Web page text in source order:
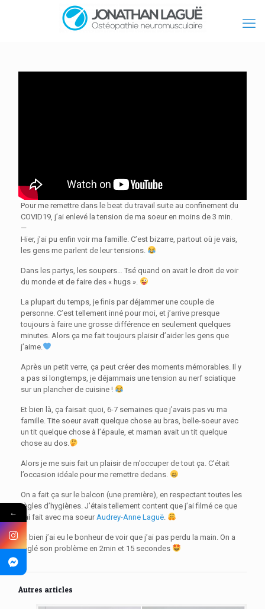
Pour me remettre dans le beat du travail suite au confinement du
COVID19, j’ai enlevé la tension de ma soeur en moins de 3 min.
—
Hier, j’ai pu enfin voir ma famille. C’est bizarre, partout où je vais,
les gens me parlent de leur tensions.
Dans les partys, les soupers… Tsé quand on avait le droit de voir
du monde et de faire des « hugs ».
La plupart du temps, je finis par déjammer une couple de
personne. C’est tellement inné pour moi, et j’arrive presque
toujours à faire une grosse différence en seulement quelques
minutes. Alors ça me fait toujours plaisir d’aider les gens que
j’aime.
Après un petit verre, ça peut créer des moments mémorables. Il y
a pas si longtemps, je déjammais une tension au nerf sciatique
sur un plancher de cuisine !
Et bien là, ça faisait quoi, 6-7 semaines que j’avais pas vu ma
famille. Tite soeur avait quelque chose au bras, belle-soeur avec
un tit quelque chose à l’épaule, et maman avait un tit quelque
chose au dos.
Alors je me suis fait un plaisir de m’occuper de tout ça. C’était
l’occasion idéale pour me remettre dedans.
On a fait ça sur le balcon (une première), en respectant toutes les
règles d’hygiènes. J’étais tellement content que j’ai filmé ce que
j’ai fait avec ma soeurAudrey-Anne Laguë.
Et bien j’ai eu le bonheur de voir que j’ai pas perdu la main. On a
réglé son problème en 2min et 15 secondes
Autres articles
←